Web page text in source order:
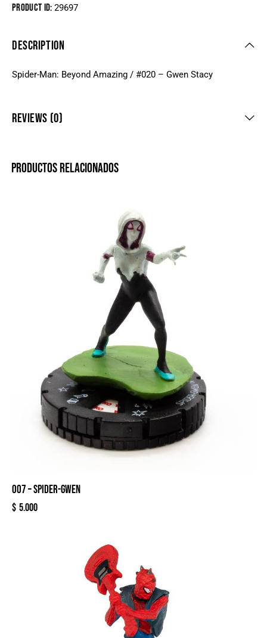
Product ID:29697
DESCRIPTION
Spider-Man: Beyond Amazing / #020 – Gwen Stacy
REVIEWS (0)
PRODUCTOS RELACIONADOS
007 – SPIDER-GWEN
$ 5.000